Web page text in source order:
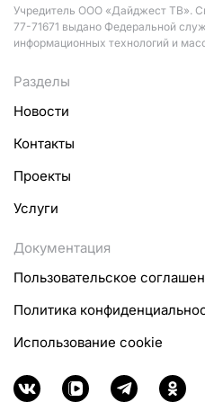
Учредитель ООО «Дайджест ТВ».
77-71671 выдано Федеральной
информационных технологий и
Разделы
Новости
Контакты
Проекты
Услуги
Документация
Пользовательское
Политика
Использование cookie